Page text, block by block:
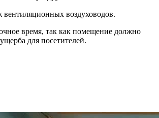
воздуховодов.
время, так как помещение должно
для посетителей.